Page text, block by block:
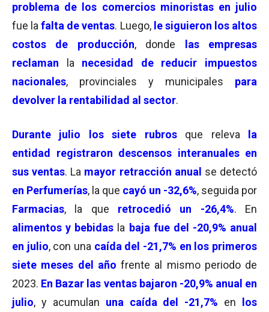
problema de los comercios minoristas en julio
fue lafalta de ventas. Luego,le siguieron los altos
costos de producción, donde
las empresas
reclaman
la necesidad de reducir impuestos
nacionales, provinciales y municipales para
devolver la rentabilidad al sector.
Durante julio los siete rubros que releva la
entidad registraron descensos interanuales en
sus ventas. La mayor retracción anual se detectó
en Perfumerías, la que cayó un -32,6%, seguida por
Farmacias, la que retrocedió un -26,4%. En
alimentos y bebidas la baja fue del -20,9% anual
en julio, con una caída del -21,7% en los primeros
siete meses del año frente al mismo periodo de
2023. En Bazar las ventas bajaron -20,9% anual en
julio, y acumulan una caída del -21,7% en
los